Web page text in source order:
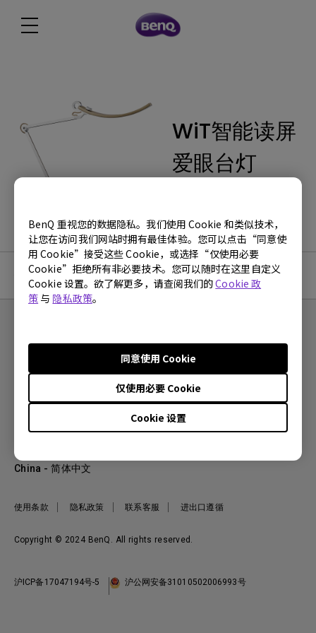
BenQ 重视您的数据隐私。我们使用 Cookie 和类似技术，
让您在访问我们网站时拥有最佳体验。您可以点击“同意使
用 Cookie”接受这些 Cookie，或选择“仅使用必要
Cookie”拒绝所有非必要技术。您可以随时在这里自定义
Cookie 设置。欲了解更多，请查阅我们的Cookie 政
策 与 隐私政策。
Cookie 设置
仅使用必要 Cookie
同意使用 Cookie
WiT智能读屏
爱眼台灯
使用手册
产品
WiT智能灯
关于明基
企业社会责任
服务支持
档案下载与常见问题
Copyright © 2024 BenQ. All rights reserved.
使用条款 隐私政策 联系客服 进出口遵循
China - 简体中文
沪ICP备17047194号-5 沪公网安备31010502006993号